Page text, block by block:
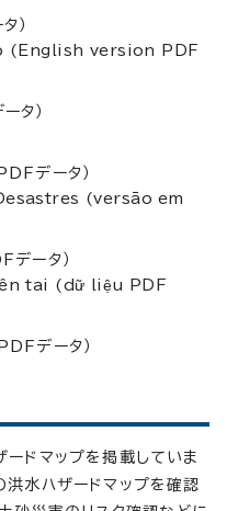
）
(English version PDF
タ）
データ）
(versão em
データ）
tai (dữ liệu PDF
データ）
ードマップを掲載していま
洪水ハザードマップを確認